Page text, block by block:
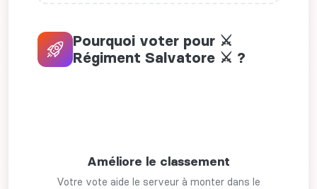
Pourquoi voter pour ⚔
Régiment Salvatore ⚔ ?
Améliore le classement
Votre vote aide le serveur à monter dans le